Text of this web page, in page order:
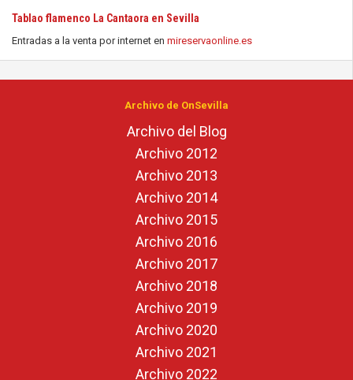
Tablao flamenco La Cantaora en Sevilla
Entradas a la venta por internet en mireservaonline.es
Archivo de OnSevilla
Archivo del Blog
Archivo 2012
Archivo 2013
Archivo 2014
Archivo 2015
Archivo 2016
Archivo 2017
Archivo 2018
Archivo 2019
Archivo 2020
Archivo 2021
Archivo 2022